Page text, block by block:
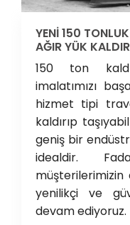
YENİ 150
AĞIR YÜK
150 ton
imalatımızı
hizmet tipi
kaldırıp
geniş bir
idealdir.
müşterilerimizin
yenilikçi ve
devam ediyoruz.